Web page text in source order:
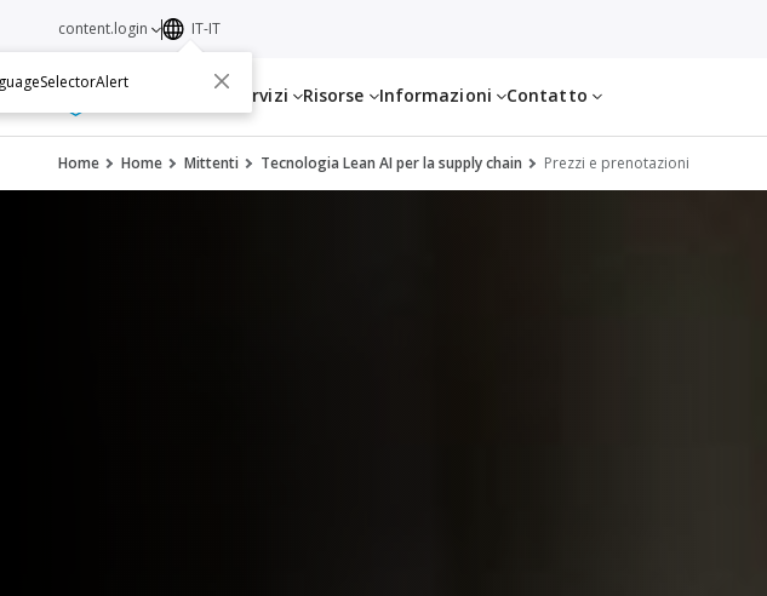
Servizi Risorse Informazioni Contatto
content.login IT-IT
Home Home Mittenti Tecnologia Lean AI per la supply chain Prezzi e prenotazioni